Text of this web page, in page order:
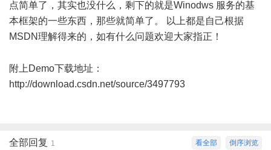
点简单了，其实也没什么，剩下的就是Winodws 服务的基
本框架的一些东西，那些就简单了。 以上都是自己根据
MSDN理解得来的，如有什么问题欢迎大家指正！
附上Demo下载地址：
http://download.csdn.net/source/3497793
倒序浏览
看全部
全部回复 1